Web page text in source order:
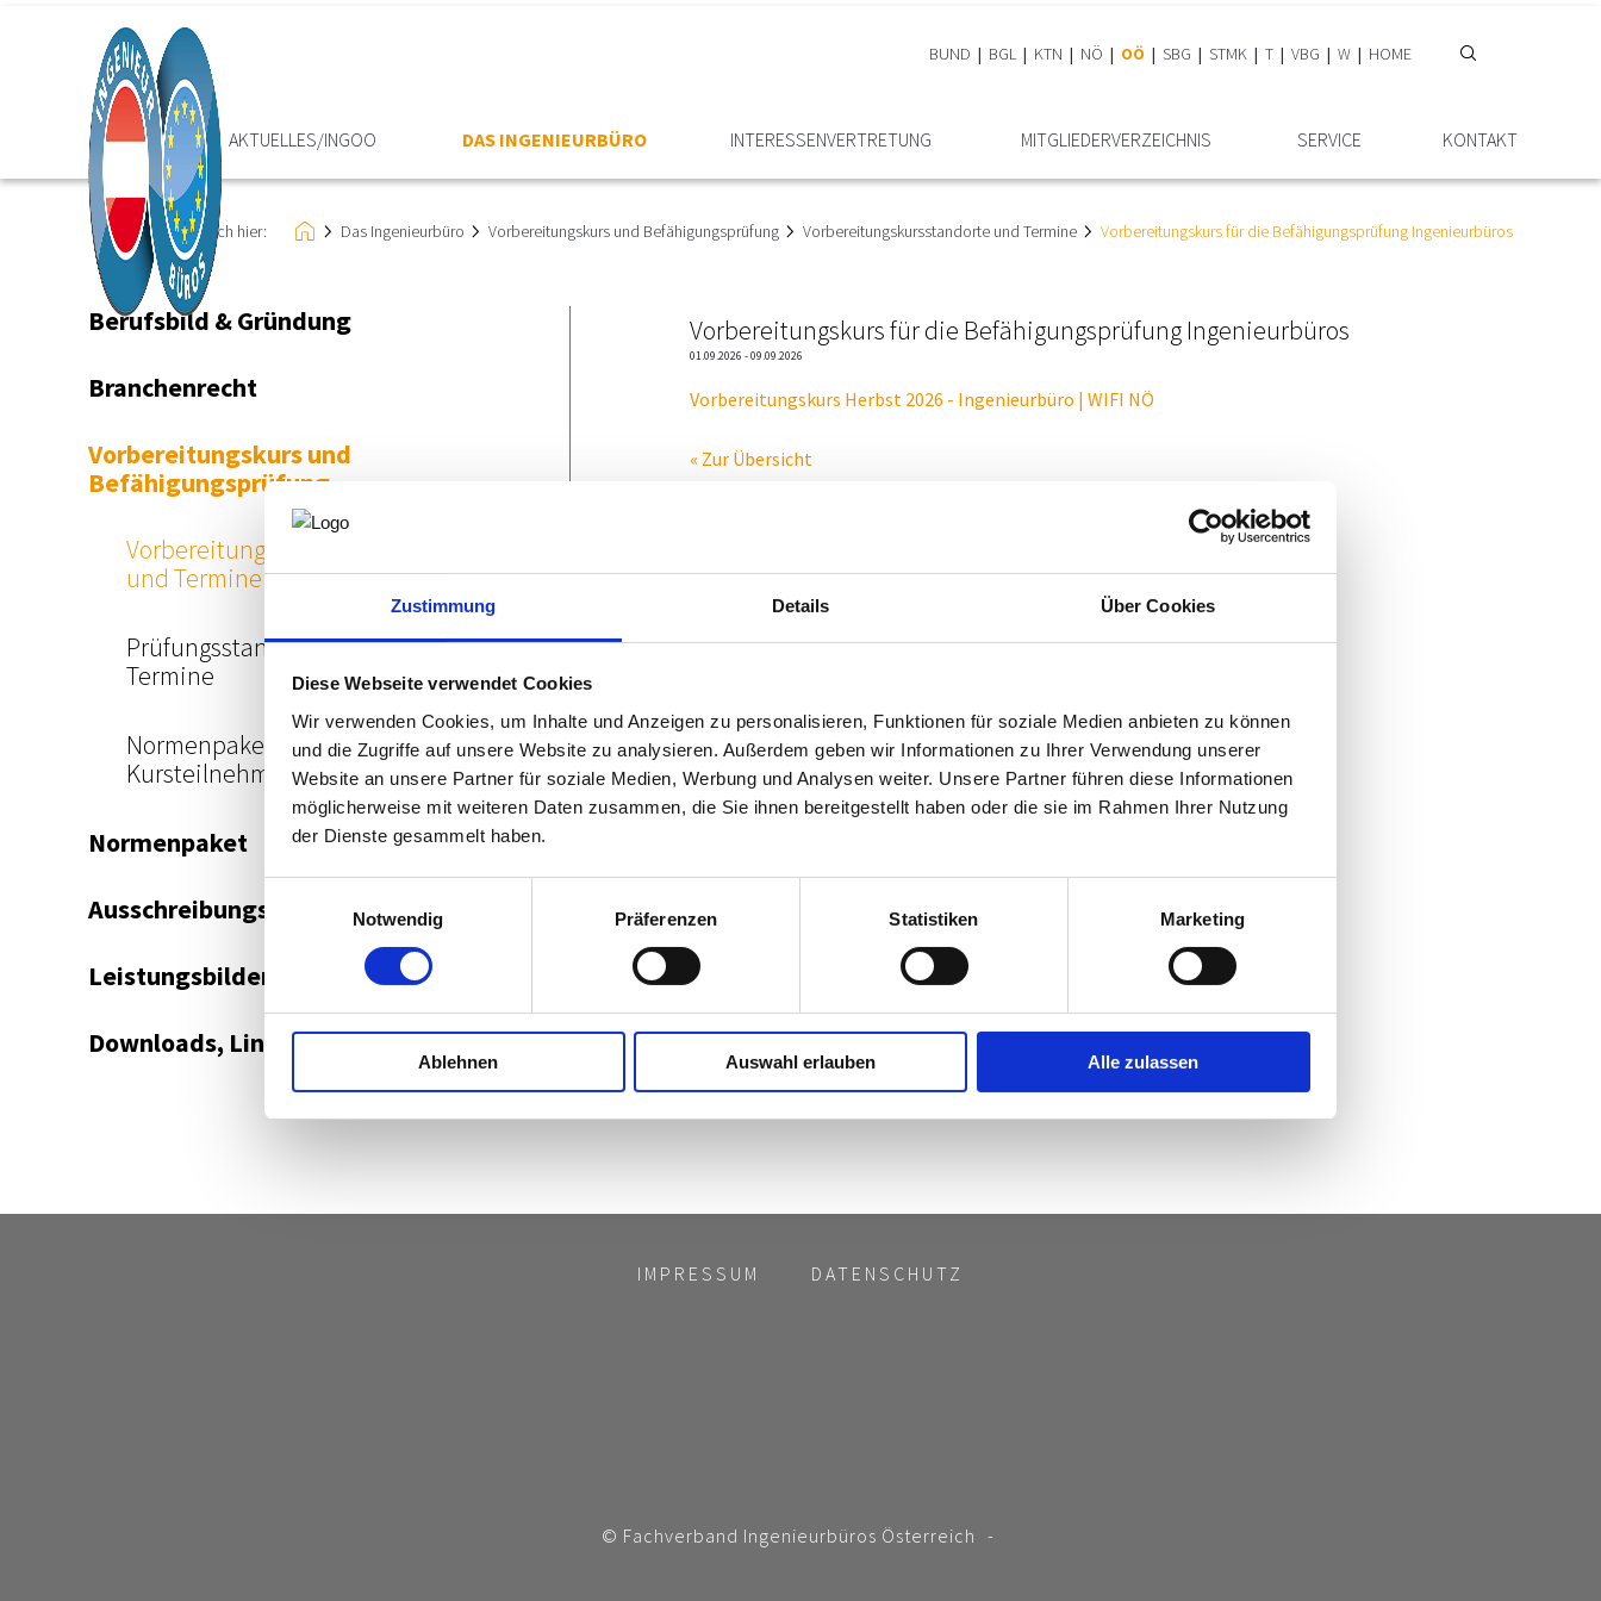
Zustimmung Details Über Cookies
Diese Webseite verwendet Cookies
Wir verwenden Cookies, um Inhalte und Anzeigen zu personalisieren, Funktionen für soziale Medien anbieten zu können
und die Zugriffe auf unsere Website zu analysieren. Außerdem geben wir Informationen zu Ihrer Verwendung unserer
Website an unsere Partner für soziale Medien, Werbung und Analysen weiter. Unsere Partner führen diese Informationen
möglicherweise mit weiteren Daten zusammen, die Sie ihnen bereitgestellt haben oder die sie im Rahmen Ihrer Nutzung
der Dienste gesammelt haben.
Notwendig
Präferenzen Statistiken Marketing
Ablehnen Auswahl erlauben Alle zulassen
BUND BGL KTN NÖ OÖ SBG STMK T VBG W HOME
HOME AKTUELLES/INGOO DAS INGENIEURBÜRO INTERESSEN­VERTRETUNG MITGLIEDER­VERZEICHNIS SERVICE KONTAKT
Sie befinden sich hier: Das Ingenieurbüro Vorbereitungskurs und Befähigungsprüfung Vorbereitungskursstandorte und Termine Vorbereitungskurs für die Befähigungsprüfung Ingenieurbüros
Berufsbild & Gründung
Branchenrecht
Vorbereitungskurs und
Befähigungsprüfung
Vorbereitungskursstandorte
und Termine
Prüfungsstandorte und
Termine
Normenpaket für
Kursteilnehmer
Normenpaket
Ausschreibungsplattform
Leistungsbilder/Leistungsmodelle
Downloads, Links & Infos
Vorbereitungskurs für die Befähigungsprüfung Ingenieurbüros
01.09.2026 - 09.09.2026
Vorbereitungskurs Herbst 2026 - Ingenieurbüro | WIFI NÖ
« Zur Übersicht
IMPRESSUM DATENSCHUTZ
© Fachverband Ingenieurbüros Österreich -